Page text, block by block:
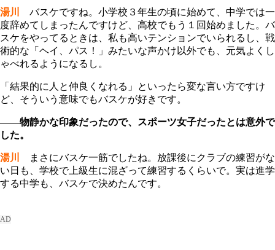
湯川
バスケですね。小学校３年生の頃に始めて、中学では一
度辞めてしまったんですけど、高校でもう１回始めました。バ
スケをやってるときは、私も高いテンションでいられるし、戦
術的な「ヘイ、パス！」みたいな声かけ以外でも、元気よくし
ゃべれるようになるし。
「結果的に人と仲良くなれる」といったら変な言い方ですけ
ど、そういう意味でもバスケが好きです。
――物静かな印象だったので、スポーツ女子だったとは意外で
した。
湯川
まさにバスケ一筋でしたね。放課後にクラブの練習がな
い日も、学校で上級生に混ざって練習するくらいで。実は進学
する中学も、バスケで決めたんです。